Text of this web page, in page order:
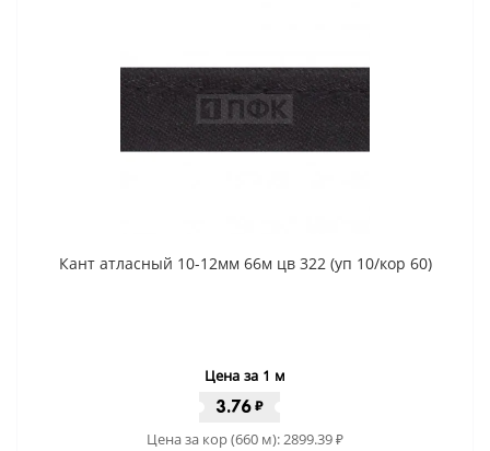
Кант атласный 10-12мм 66м цв 322 (уп 10/кор 60)
Цена за 1 м
3.76₽
Цена за кор (660 м): 2899.39₽